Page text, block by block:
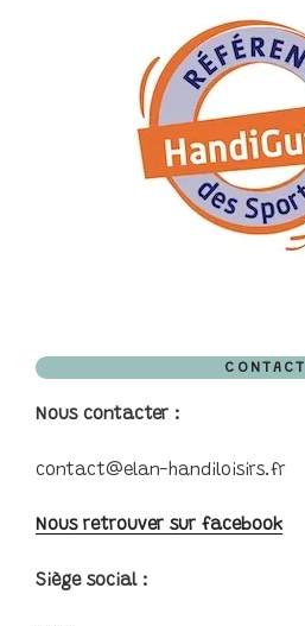
CONTACT
Nous contacter :
contact@elan-handiloisirs.fr
Nous retrouver sur facebook
Siège social :